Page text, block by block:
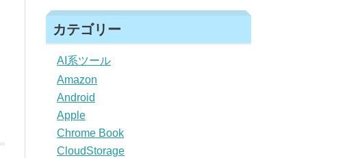
カテゴリー
AI系ツール
Amazon
Android
Apple
Chrome Book
CloudStorage